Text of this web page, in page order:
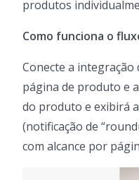
produtos
Como funciona o
Conecte a integração
página de produto e
do produto e exibirá
(notificação de
com alcance por